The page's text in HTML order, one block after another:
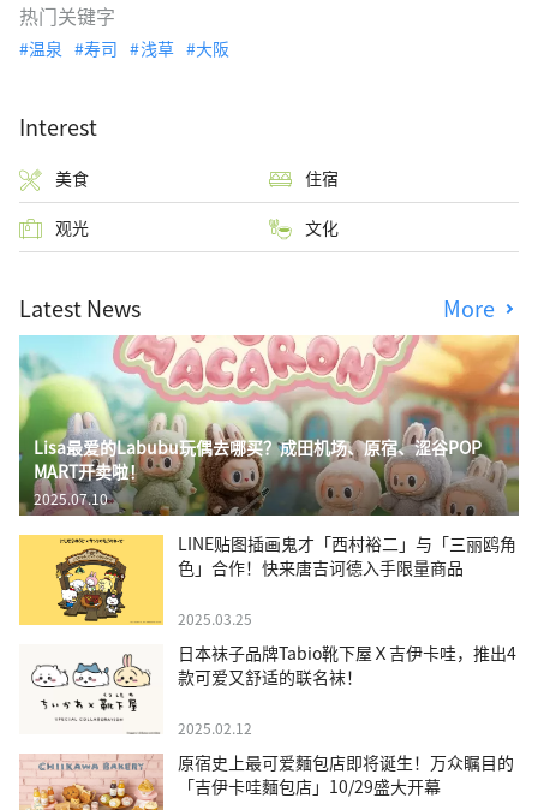
热门关键字
温泉 寿司 浅草 大阪
Interest
美食 住宿
观光 文化
Latest News More
Lisa最爱的Labubu玩偶去哪买？成田机场、原宿、涩谷POP
MART开卖啦！
2025.07.10
LINE贴图插画鬼才「西村裕二」与「三丽鸥角
色」合作！快来唐吉诃德入手限量商品
2025.03.25
日本袜子品牌Tabio靴下屋Ｘ吉伊卡哇，推出4
款可爱又舒适的联名袜！
2025.02.12
原宿史上最可爱麵包店即将诞生！万众瞩目的
「吉伊卡哇麵包店」10/29盛大开幕